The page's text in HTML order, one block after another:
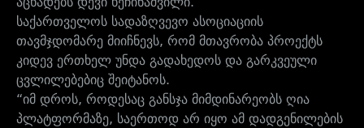
საქართველოს სადაზღვევო ასოციაციის
თავმჯდომარე მიიჩნევს, რომ მთავრობა პროექტს
კიდევ ერთხელ უნდა გადახედოს და გარკვეული
ცვლილებებიც შეიტანოს.
“იმ დროს, როდესაც განსჯა მიმდინარეობს ღია
პლატფორმაზე, საერთოდ არ იყო ამ დადგენილების